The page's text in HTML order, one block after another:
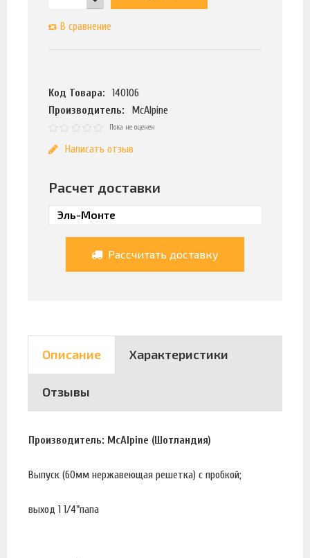
В сравнение
Код Товара:
140106
Производитель:
McAlpine
Пока не оценен
Написать отзыв
Расчет доставки
Рассчитать доставку
Описание Характеристики
Отзывы
Производитель: McAlpine (Шотландия)
Выпуск (60мм нержавеющая решетка) с пробкой;
выход 1 1/4"папа